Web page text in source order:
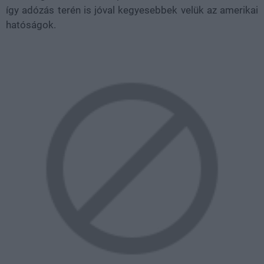
így adózás terén is jóval kegyesebbek velük az amerikai
hatóságok.